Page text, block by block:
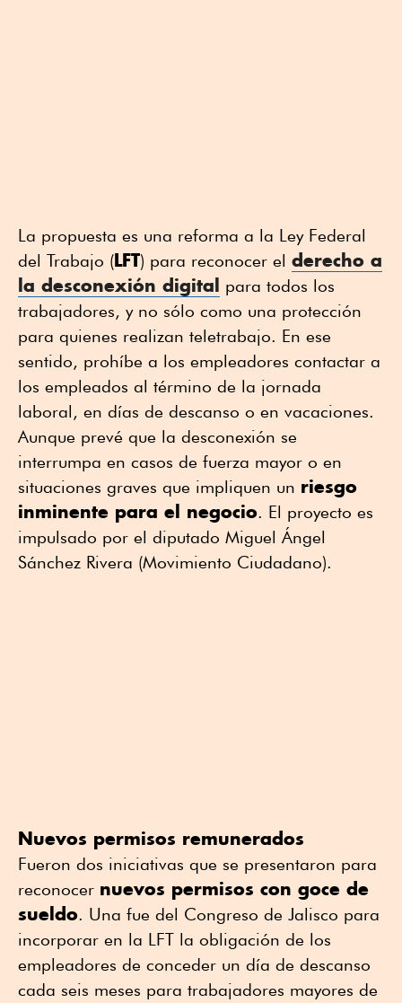
La propuesta es una reforma a la Ley Federal
del Trabajo (LFT) para reconocer el derecho a
la desconexión digital para todos los
trabajadores, y no sólo como una protección
para quienes realizan teletrabajo. En ese
sentido, prohíbe a los empleadores contactar a
los empleados al término de la jornada
laboral, en días de descanso o en vacaciones.
Aunque prevé que la desconexión se
interrumpa en casos de fuerza mayor o en
situaciones graves que impliquen un riesgo
inminente para el negocio. El proyecto es
impulsado por el diputado Miguel Ángel
Sánchez Rivera (Movimiento Ciudadano).
Nuevos permisos remunerados
Fueron dos iniciativas que se presentaron para
reconocer nuevos permisos con goce de
sueldo. Una fue del Congreso de Jalisco para
incorporar en la LFT la obligación de los
empleadores de conceder un día de descanso
cada seis meses para trabajadores mayores de